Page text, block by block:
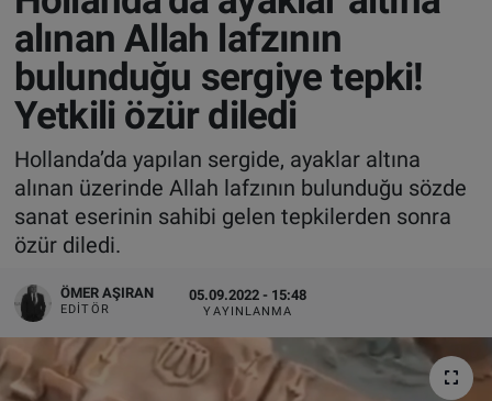
alınan Allah lafzının
bulunduğu sergiye tepki!
Yetkili özür diledi
Hollanda’da yapılan sergide, ayaklar altına
alınan üzerinde Allah lafzının bulunduğu sözde
sanat eserinin sahibi gelen tepkilerden sonra
özür diledi.
ÖMER AŞIRAN
EDITÖR
05.09.2022 - 15:48
YAYINLANMA
ALMANYA
FRANSA
AVUSTURYA
SAĞLIK - YAŞAM
BİLİM-TEKNOLOJİ
ALMANYA
TÜRKİYE
DÜNYA
BİLİM-TEKNOLOJİ
SAĞLIK
FOTO GALERİ
VIDEO GALERİ
Trafik Durumu
Süper Lig Puan Durumu ve Fikstür
Tüm Manşetler
Son Dakika Haberleri
Haber Arşivi